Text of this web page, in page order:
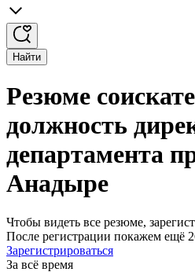
Найти
Резюме
должность
департамента
Анадыре
Чтобы видеть все резюме,
После регистрации покажем ещё
Зарегистрироваться
За всё время